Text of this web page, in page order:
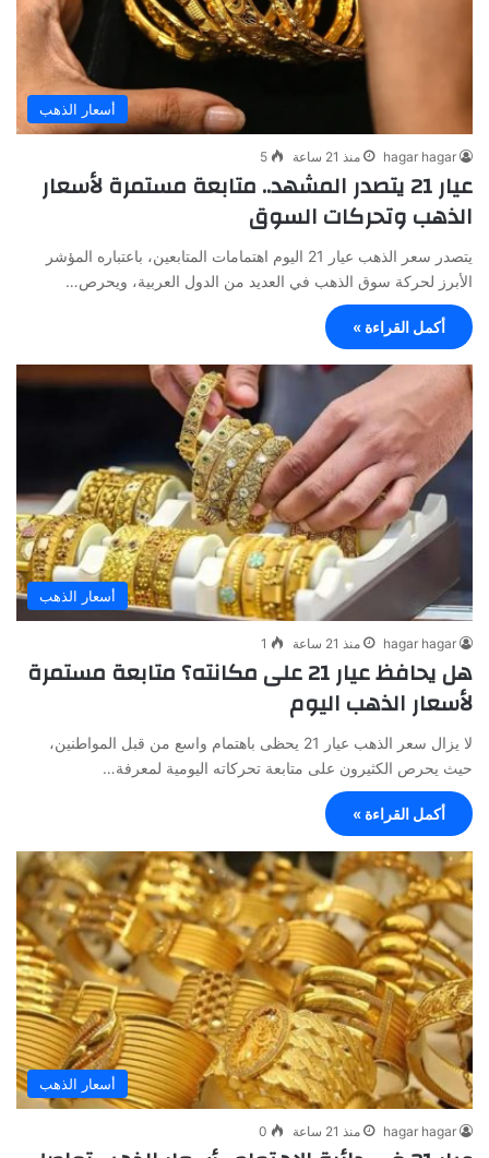
أسعار الذهب
hagar hagar منذ 21 ساعة 5
عيار 21 يتصدر المشهد.. متابعة مستمرة لأسعار
الذهب وتحركات السوق
يتصدر سعر الذهب عيار 21 اليوم اهتمامات المتابعين، باعتباره المؤشر
الأبرز لحركة سوق الذهب في العديد من الدول العربية، ويحرص…
أكمل القراءة »
أسعار الذهب
hagar hagar منذ 21 ساعة 1
هل يحافظ عيار 21 على مكانته؟ متابعة مستمرة
لأسعار الذهب اليوم
لا يزال سعر الذهب عيار 21 يحظى باهتمام واسع من قبل المواطنين،
حيث يحرص الكثيرون على متابعة تحركاته اليومية لمعرفة…
أكمل القراءة »
أسعار الذهب
hagar hagar منذ 21 ساعة 0